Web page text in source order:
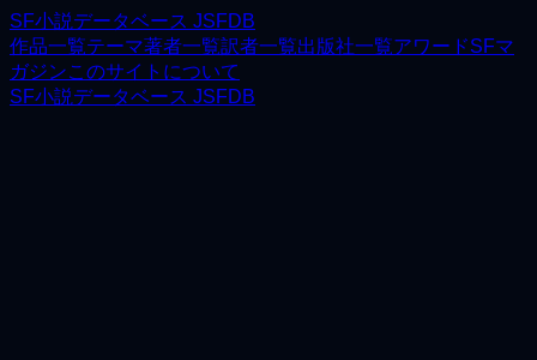
SF小説データベース JSFDB
作品一覧テーマ著者一覧訳者一覧出版社一覧アワードSFマ
ガジンこのサイトについて
SF小説データベース JSFDB